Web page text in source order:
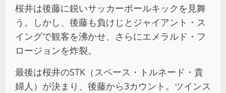
桜井は後藤に鋭いサッカーボールキックを見舞
う。しかし、後藤も負けじとジャイアント・ス
イングで観客を沸かせ、さらにエメラルド・フ
ロージョンを炸裂。
最後は桜井のSTK（スペース・トルネード・貴
婦人）が決まり、後藤から3カウント。ツインス